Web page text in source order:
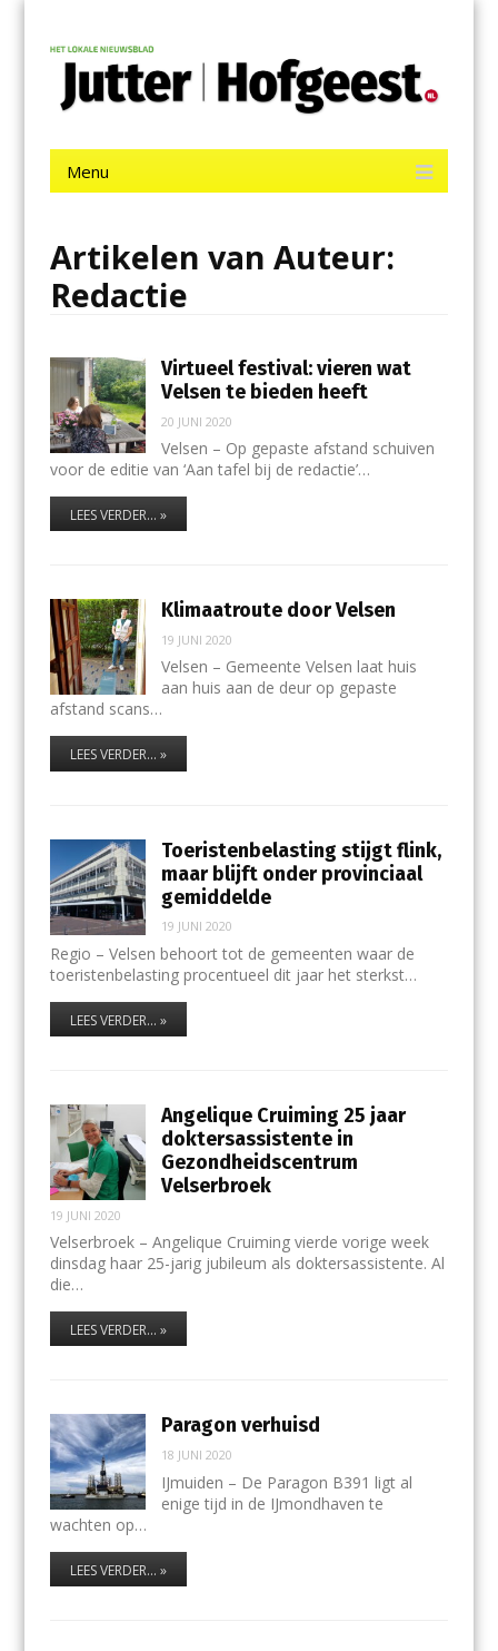
contentJutter | Hofgeest
Menu
Artikelen van Auteur:
Redactie
Virtueel festival: vieren wat
Velsen te bieden heeft
20 JUNI 2020
Velsen – Op gepaste afstand schuiven
voor de editie van ‘Aan tafel bij de redactie’…
LEES VERDER... »
Klimaatroute door Velsen
19 JUNI 2020
Velsen – Gemeente Velsen laat huis
aan huis aan de deur op gepaste
afstand scans…
LEES VERDER... »
Toeristenbelasting stijgt flink,
maar blijft onder provinciaal
gemiddelde
19 JUNI 2020
Regio – Velsen behoort tot de gemeenten waar de
toeristenbelasting procentueel dit jaar het sterkst…
LEES VERDER... »
Angelique Cruiming 25 jaar
doktersassistente in
Gezondheidscentrum
Velserbroek
19 JUNI 2020
Velserbroek – Angelique Cruiming vierde vorige week
dinsdag haar 25-jarig jubileum als doktersassistente. Al
die…
LEES VERDER... »
Paragon verhuisd
18 JUNI 2020
IJmuiden – De Paragon B391 ligt al
enige tijd in de IJmondhaven te
wachten op…
LEES VERDER... »